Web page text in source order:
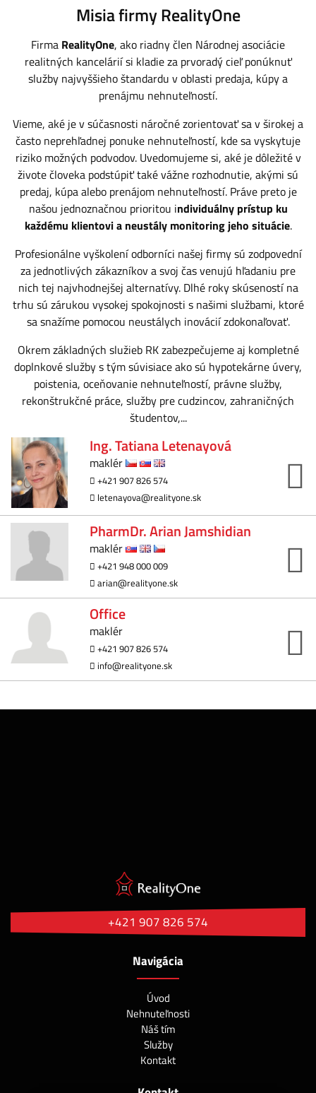
Misia firmy RealityOne
Firma RealityOne, ako riadny člen Národnej asociácie
realitných kancelárií si kladie za prvoradý cieľ ponúknuť
služby najvyššieho štandardu v oblasti predaja, kúpy a
prenájmu nehnuteľností.
Vieme, aké je v súčasnosti náročné zorientovať sa v širokej a
často neprehľadnej ponuke nehnuteľností, kde sa vyskytuje
riziko možných podvodov. Uvedomujeme si, aké je dôležité v
živote človeka podstúpiť také vážne rozhodnutie, akými sú
predaj, kúpa alebo prenájom nehnuteľností. Práve preto je
našou jednoznačnou prioritou individuálny prístup ku
každému klientovi a neustály monitoring jeho situácie.
Profesionálne vyškolení odborníci našej firmy sú zodpovední
za jednotlivých zákazníkov a svoj čas venujú hľadaniu pre
nich tej najvhodnejšej alternatívy. Dlhé roky skúseností na
trhu sú zárukou vysokej spokojnosti s našimi službami, ktoré
sa snažíme pomocou neustálych inovácií zdokonaľovať.
Okrem základných služieb RK zabezpečujeme aj kompletné
doplnkové služby s tým súvisiace ako sú hypotekárne úvery,
poistenia, oceňovanie nehnuteľností, právne služby,
rekonštrukčné práce, služby pre cudzincov, zahraničných
študentov,...
Ing. Tatiana Letenayová
maklér
+421 907 826 574
letenayova@realityone.sk
PharmDr. Arian Jamshidian
maklér
+421 948 000 009
arian@realityone.sk
Office
maklér
+421 907 826 574
info@realityone.sk
+421 907 826 574
Navigácia
Úvod
Nehnuteľnosti
Náš tím
Služby
Kontakt